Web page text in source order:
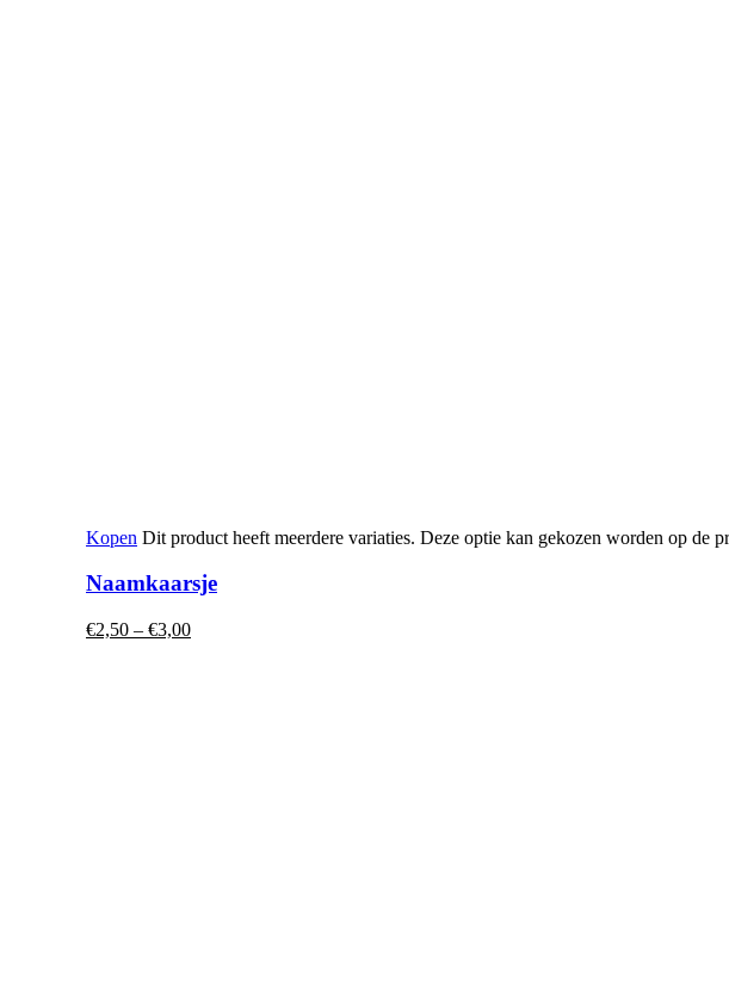
Kopen Dit product heeft meerdere variaties. Deze optie kan gekozen worden op de
Naamkaarsje
€2,50 – €3,00